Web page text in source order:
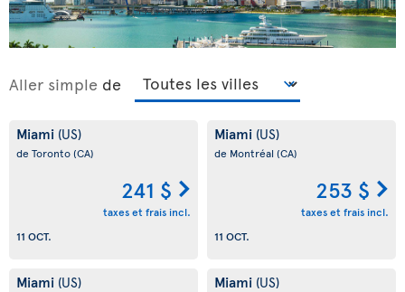
Aller simple de
Miami (US)
de Toronto(CA)
241 $
taxes et frais incl.
11 OCT.
Miami (US)
de Montréal (CA)
253 $
taxes et frais incl.
11 OCT.
Miami (US) Miami (US)